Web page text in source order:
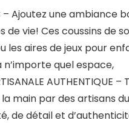
– Ajoutez une ambiance
de vie! Ces coussins de
les aires de jeux pour
n’importe quel espace,
AUTHENTIQUE
main par des artisans
de détail et